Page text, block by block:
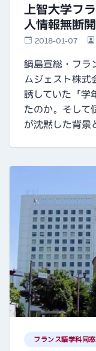
上智大学フ
人情報無断
2018-01-07
鍋島宣総・フラ
ムジェスト株式
誘していた「学
たのか。そして
が沈黙した背景
フランス語学科同